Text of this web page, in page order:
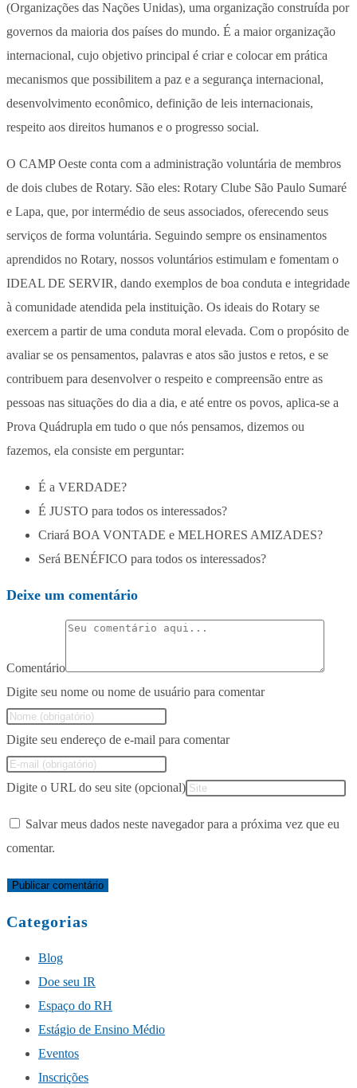
(Organizações das Nações Unidas), uma organização construída por
governos da maioria dos países do mundo. É a maior organização
internacional, cujo objetivo principal é criar e colocar em prática
mecanismos que possibilitem a paz e a segurança internacional,
desenvolvimento econômico, definição de leis internacionais,
respeito aos direitos humanos e o progresso social.
O CAMP Oeste conta com a administração voluntária de membros
de dois clubes de Rotary. São eles: Rotary Clube São Paulo Sumaré
e Lapa, que, por intermédio de seus associados, oferecendo seus
serviços de forma voluntária. Seguindo sempre os ensinamentos
aprendidos no Rotary, nossos voluntários estimulam e fomentam o
IDEAL DE SERVIR, dando exemplos de boa conduta e integridade
à comunidade atendida pela instituição. Os ideais do Rotary se
exercem a partir de uma conduta moral elevada. Com o propósito de
avaliar se os pensamentos, palavras e atos são justos e retos, e se
contribuem para desenvolver o respeito e compreensão entre as
pessoas nas situações do dia a dia, e até entre os povos, aplica-se a
Prova Quádrupla em tudo o que nós pensamos, dizemos ou
fazemos, ela consiste em perguntar:
É a VERDADE?
É JUSTO para todos os interessados?
Criará BOA VONTADE e MELHORES AMIZADES?
Será BENÉFICO para todos os interessados?
Deixe um comentário
Comentário
Digite seu nome ou nome de usuário para comentar
Digite seu endereço de e-mail para comentar
Digite o URL do seu site (opcional)
Salvar meus dados neste navegador para a próxima vez que eu
comentar.
Categorias
Blog
Doe seu IR
Espaço do RH
Estágio de Ensino Médio
Eventos
Inscrições